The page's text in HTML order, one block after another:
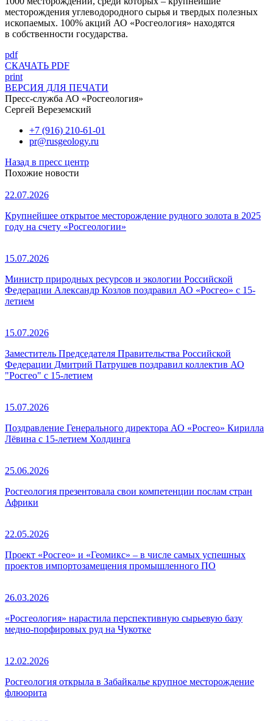
месторождения углеводородного сырья и твердых полезных
ископаемых. 100% акций АО «Росгеология» находятся
в собственности государства.
pdf
СКАЧАТЬ PDF
print
ВЕРСИЯ ДЛЯ ПЕЧАТИ
Пресс-служба АО «Росгеология»
Сергей Вереземский
+7 (916) 210-61-01
pr@rusgeology.ru
Назад в пресс центр
Похожие новости
22.07.2026
Крупнейшее открытое месторождение рудного золота в 2025
году на счету «Росгеологии»
15.07.2026
Министр природных ресурсов и экологии Российской
Федерации Александр Козлов поздравил АО «Росгео» с 15-
летием
15.07.2026
Заместитель Председателя Правительства Российской
Федерации Дмитрий Патрушев поздравил коллектив АО
"Росгео" с 15-летием
15.07.2026
Поздравление Генерального директора АО «Росгео» Кирилла
Лёвина с 15-летием Холдинга
25.06.2026
Росгеология презентовала свои компетенции послам стран
Африки
22.05.2026
Проект «Росгео» и «Геомикс» – в числе самых успешных
проектов импортозамещения промышленного ПО
26.03.2026
«Росгеология» нарастила перспективную сырьевую базу
медно-порфировых руд на Чукотке
12.02.2026
Росгеология открыла в Забайкалье крупное месторождение
флюорита